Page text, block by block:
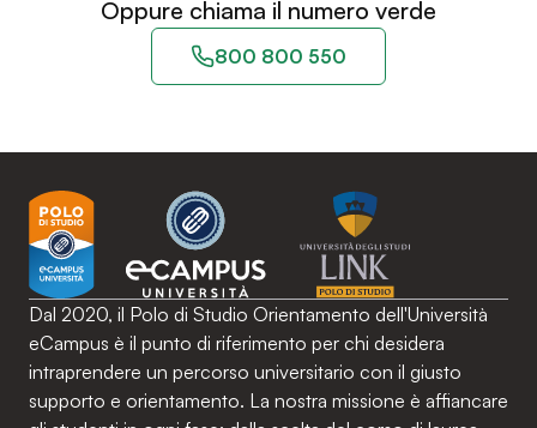
Oppure chiama il numero verde
800 800 550
Dal 2020, il Polo di Studio Orientamento dell'Università
eCampus è il punto di riferimento per chi desidera
intraprendere un percorso universitario con il giusto
supporto e orientamento. La nostra missione è affiancare